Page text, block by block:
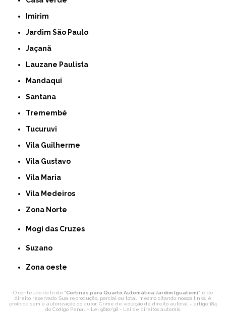
Imirim
Jardim São Paulo
Jaçanã
Lauzane Paulista
Mandaqui
Santana
Tremembé
Tucuruvi
Vila Guilherme
Vila Gustavo
Vila Maria
Vila Medeiros
Zona Norte
Mogi das Cruzes
Suzano
Zona oeste
O conteúdo do texto "Cortinas para Quarto Automática Jardim Iguatemi" é de
direito reservado. Sua reprodução, parcial ou total, mesmo citando nossos links, é
proibida sem a autorização do autor. Crime de violação de direito autoral – artigo 184
do Código Penal – Lei 9610/98 - Lei de direitos autorais.